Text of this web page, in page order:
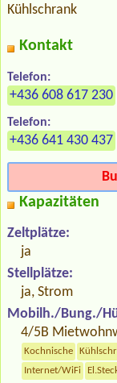
Kühlschrank
Kontakt
Telefon:
+436 608 617 230
Telefon:
+436 641 430 437
Kapazitäten
Zeltplätze:
ja
Stellplätze:
ja, Strom
Mobilh./Bung./
4/5B
Kochnische
Internet/WiFi